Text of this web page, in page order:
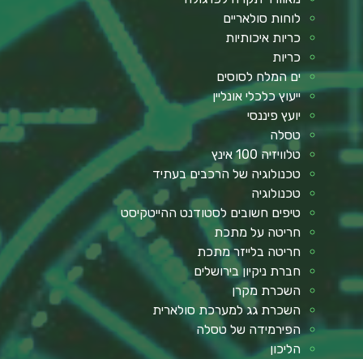
לוחות סולאריים
כריות איכותיות
כריות
ים המלח לסוסים
ייעוץ כלכלי אונליין
יועץ פיננסי
טסלה
טלוויזיה 100 אינץ
טכנולוגיה של הרכבים בעתיד
טכנולוגיה
טיפים חשובים לסטודנט ההייטקיסט
חריטה על מתכת
חריטה בלייזר מתכת
חברת ניקיון בירושלים
השכרת מקרן
השכרת גג למערכת סולארית
הפירמידה של טסלה
הליכון